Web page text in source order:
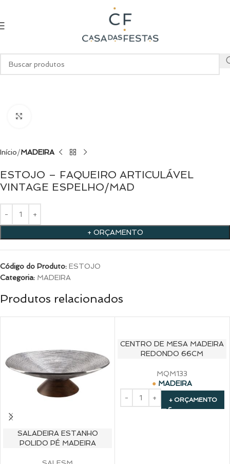
Início MADEIRA
ESTOJO – FAQUEIRO ARTICULÁVEL
VINTAGE ESPELHO/MAD
+ ORÇAMENTO
Código do Produto: ESTOJO
Categoria: MADEIRA
Produtos relacionados
SALADEIRA ESTANHO
POLIDO PÉ MADEIRA
CENTRO DE MESA MADEIRA
REDONDO 66CM
MQM133
MADEIRA
+ ORÇAMENTO